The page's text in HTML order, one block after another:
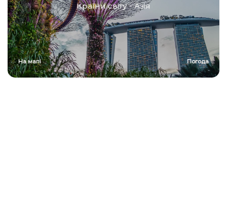
Країни світу-Азія
На мапі Погода